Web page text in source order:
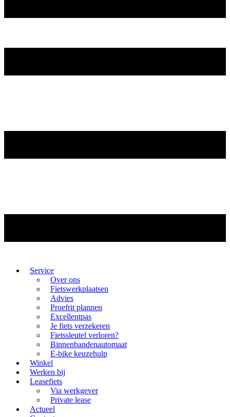
Service
Over ons
Fietswerkplaatsen
Advies
Proefrit plannen
Excellentpas
Je fiets verzekeren
Fietssleutel verloren?
Binnenbandenautomaat
E-bike keuzehulp
Winkel
Werken bij
Leasefiets
Via werkgever
Private lease
Actueel